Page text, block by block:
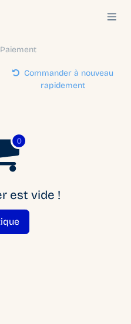
Paiement
Commander à nouveau
rapidement
est vide !